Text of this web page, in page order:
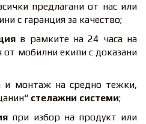
предлагани от нас или
с гаранция за качество;
в рамките на 24 часа на
от мобилни екипи с доказани
и монтаж на средно тежки,
стелажни системи;
при избор на продукт или